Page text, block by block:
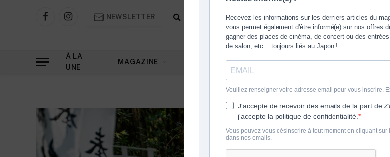
FacebookInstagram
NEWSLETTER
À LA
UNE
MAGAZINE ACTU CULTURE VOYAGE